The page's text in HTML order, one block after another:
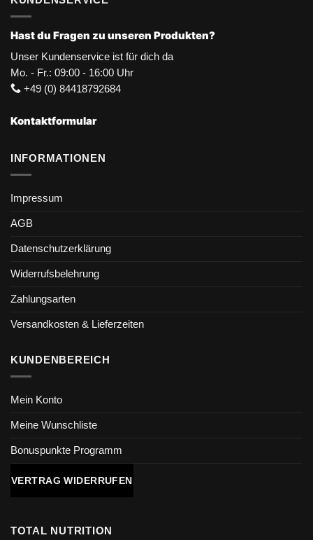
Hast du Fragen zu unseren Produkten?
Unser Kundenservice ist für dich da
Mo. - Fr.: 09:00 - 16:00 Uhr
+49 (0) 84418792684
Kontaktformular
INFORMATIONEN
Impressum
AGB
Datenschutzerklärung
Widerrufsbelehrung
Zahlungsarten
Versandkosten & Lieferzeiten
KUNDENBEREICH
Mein Konto
Meine Wunschliste
Bonuspunkte Programm
VERTRAG WIDERRUFEN
TOTAL NUTRITION